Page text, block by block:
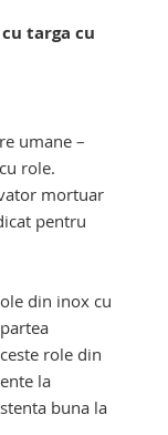
targa cu
umane –
role.
mortuar
pentru
din inox cu
role din
la
buna la